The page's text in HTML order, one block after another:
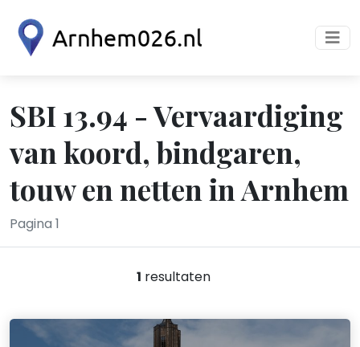
SBI 13.94 - Vervaardiging
van koord, bindgaren,
touw en netten in Arnhem
Pagina 1
1 resultaten